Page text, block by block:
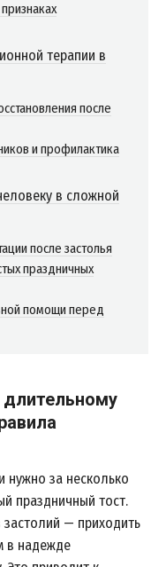
терапии в
после
и профилактика
в сложной
после застолья
праздничных
помощи перед
длительному
нужно за несколько
праздничный тост.
застолий — приходить
в надежде